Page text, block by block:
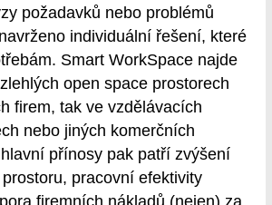
požadavků nebo problémů
individuální řešení, které
Smart WorkSpace najde
open space prostorech
firem, tak ve vzdělávacích
nebo jiných komerčních
přínosy pak patří zvýšení
pracovní efektivity